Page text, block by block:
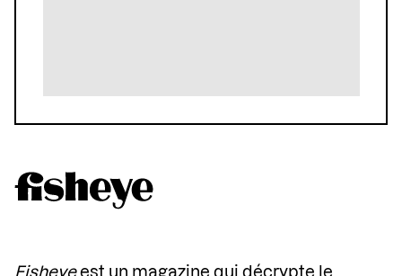
Fisheyeest un magazine qui décrypte le